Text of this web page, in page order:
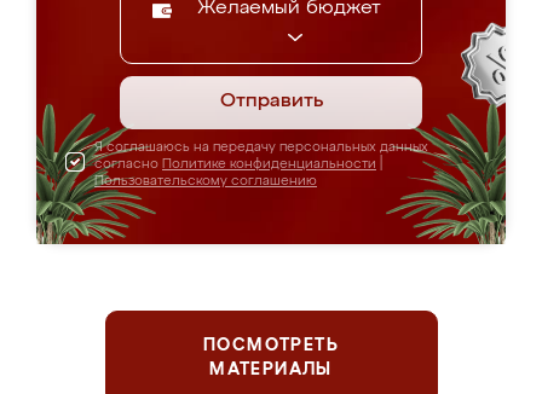
Желаемый бюджет
Отправить
Я соглашаюсь на передачу персональных данных
согласно Политике конфиденциальности
Пользовательскому соглашению
ПОСМОТРЕТЬ
МАТЕРИАЛЫ